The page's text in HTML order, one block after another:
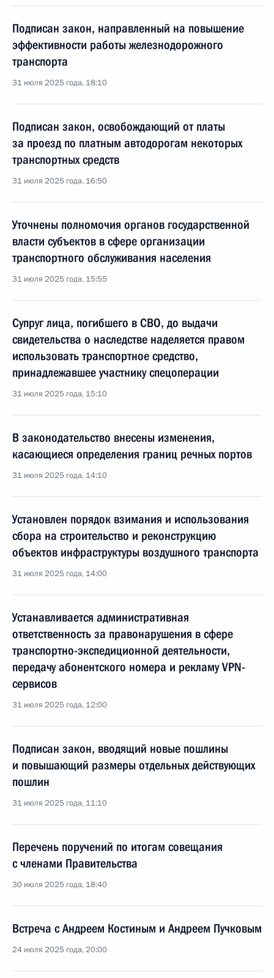
Подписан закон, направленный на повышение
эффективности работы железнодорожного
транспорта
31 июля 2025 года, 18:10
Подписан закон, освобождающий от платы
за проезд по платным автодорогам некоторых
транспортных средств
31 июля 2025 года, 16:50
Уточнены полномочия органов государственной
власти субъектов в сфере организации
транспортного обслуживания населения
31 июля 2025 года, 15:55
Супруг лица, погибшего в СВО, до выдачи
свидетельства о наследстве наделяется правом
использовать транспортное средство,
принадлежавшее участнику спецоперации
31 июля 2025 года, 15:10
В законодательство внесены изменения,
касающиеся определения границ речных портов
31 июля 2025 года, 14:10
Установлен порядок взимания и использования
сбора на строительство и реконструкцию
объектов инфраструктуры воздушного транспорта
31 июля 2025 года, 14:00
Устанавливается административная
ответственность за правонарушения в сфере
транспортно-экспедиционной деятельности,
передачу абонентского номера и рекламу VPN-
сервисов
31 июля 2025 года, 12:00
Подписан закон, вводящий новые пошлины
и повышающий размеры отдельных действующих
пошлин
31 июля 2025 года, 11:10
Перечень поручений по итогам совещания
с членами Правительства
30 июля 2025 года, 18:40
Встреча с Андреем Костиным и Андреем Пучковым
24 июля 2025 года, 20:00